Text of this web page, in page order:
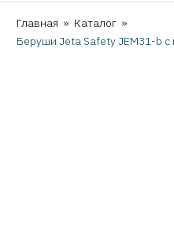
Главная » Каталог »
Беруши Jeta Safety JEM31-b с